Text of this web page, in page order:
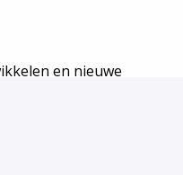
en nieuwe